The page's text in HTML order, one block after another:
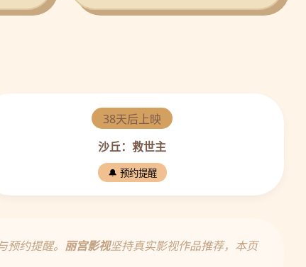
38天后上映
沙丘：救世主
🔔 预约提醒
约提醒。 丽宫影视坚持真实影视作品推荐，本页